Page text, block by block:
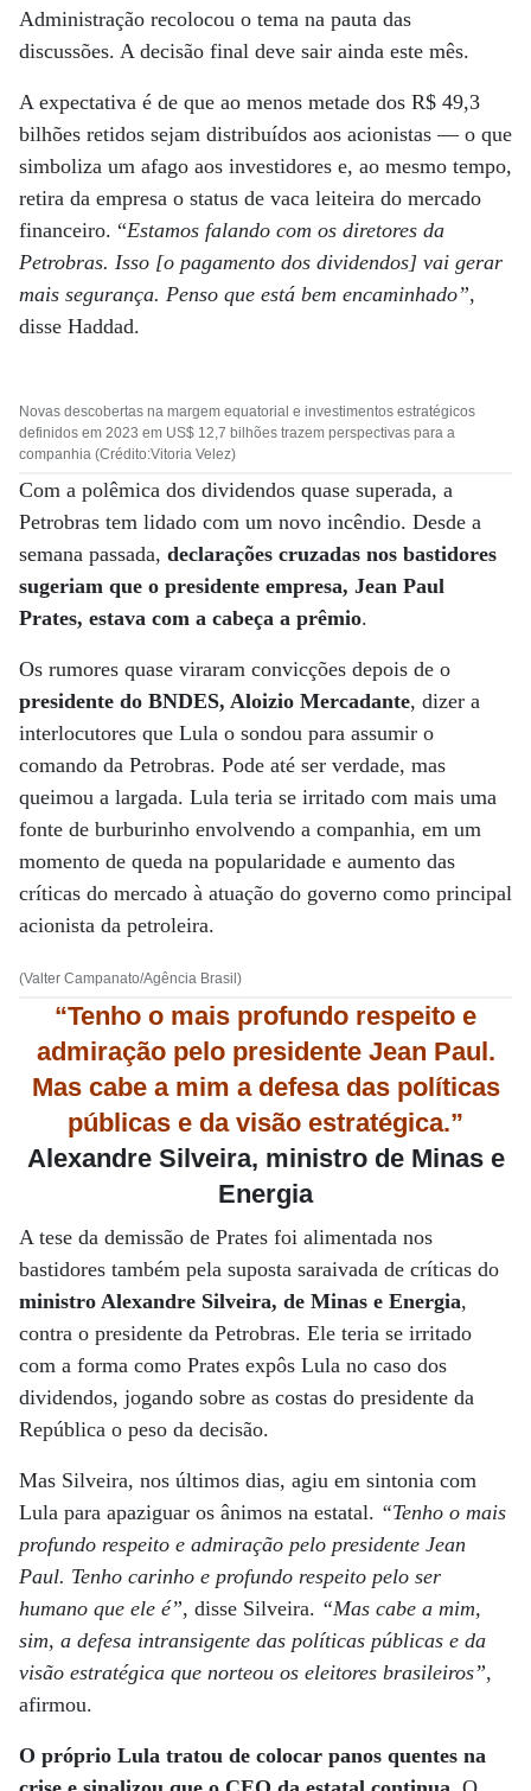
Administração recolocou o tema na pauta das
discussões. A decisão final deve sair ainda este mês.
A expectativa é de que ao menos metade dos R$ 49,3
bilhões retidos sejam distribuídos aos acionistas — o que
simboliza um afago aos investidores e, ao mesmo tempo,
retira da empresa o status de vaca leiteira do mercado
financeiro. “Estamos falando com os diretores da
Petrobras. Isso [o pagamento dos dividendos] vai gerar
mais segurança. Penso que está bem encaminhado”,
disse Haddad.
Novas descobertas na margem equatorial e investimentos estratégicos
definidos em 2023 em US$ 12,7 bilhões trazem perspectivas para a
companhia (Crédito:Vitoria Velez)
Com a polêmica dos dividendos quase superada, a
Petrobras tem lidado com um novo incêndio. Desde a
semana passada, declarações cruzadas nos bastidores
sugeriam que o presidente empresa, Jean Paul
Prates, estava com a cabeça a prêmio.
Os rumores quase viraram convicções depois de o
presidente do BNDES, Aloizio Mercadante, dizer a
interlocutores que Lula o sondou para assumir o
comando da Petrobras. Pode até ser verdade, mas
queimou a largada. Lula teria se irritado com mais uma
fonte de burburinho envolvendo a companhia, em um
momento de queda na popularidade e aumento das
críticas do mercado à atuação do governo como principal
acionista da petroleira.
(Valter Campanato/Agência Brasil)
“Tenho o mais profundo respeito e
admiração pelo presidente Jean Paul.
Mas cabe a mim a defesa das políticas
públicas e da visão estratégica.”
Alexandre Silveira, ministro de Minas e
Energia
A tese da demissão de Prates foi alimentada nos
bastidores também pela suposta saraivada de críticas do
ministro Alexandre Silveira, de Minas e Energia,
contra o presidente da Petrobras. Ele teria se irritado
com a forma como Prates expôs Lula no caso dos
dividendos, jogando sobre as costas do presidente da
República o peso da decisão.
Mas Silveira, nos últimos dias, agiu em sintonia com
Lula para apaziguar os ânimos na estatal. “Tenho o mais
profundo respeito e admiração pelo presidente Jean
Paul. Tenho carinho e profundo respeito pelo ser
humano que ele é”, disse Silveira. “Mas cabe a mim,
sim, a defesa intransigente das políticas públicas e da
visão estratégica que norteou os eleitores brasileiros”,
afirmou.
O próprio Lula tratou de colocar panos quentes na